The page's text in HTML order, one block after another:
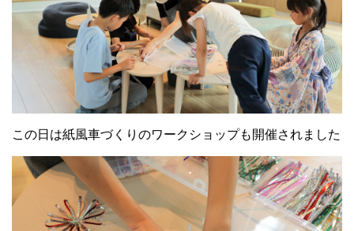
この日は紙風車づくりのワークショップも開催されました